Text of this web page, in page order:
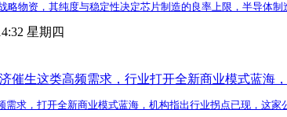
略物资，其纯度与稳定性决定芯片制造的良率上限，半导体
星期四
济催生这类高频需求，行业打开全新商业模式蓝海
求，打开全新商业模式蓝海，机构指出行业拐点已现，这家